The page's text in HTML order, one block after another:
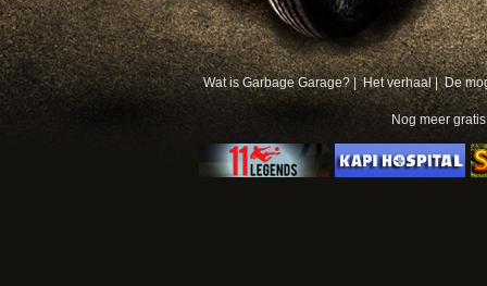
Wat is Garbage Garage? | Het verhaal | De
Nog meer